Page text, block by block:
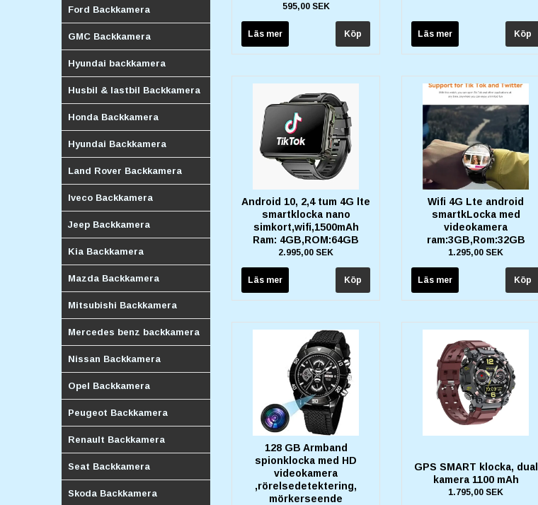
Ford Backkamera
GMC Backkamera
Hyundai backkamera
Husbil & lastbil Backkamera
Honda Backkamera
Hyundai Backkamera
Land Rover Backkamera
Iveco Backkamera
Jeep Backkamera
Kia Backkamera
Mazda Backkamera
Mitsubishi Backkamera
Mercedes benz backkamera
Nissan Backkamera
Opel Backkamera
Peugeot Backkamera
Renault Backkamera
Seat Backkamera
Skoda Backkamera
595,00 SEK
Läs mer Läs mer
Android 10, 2,4 tum 4G lte
smartklocka nano
simkort,wifi,1500mAh
Ram: 4GB,ROM:64GB
2.995,00 SEK
Läs mer
Wifi 4G Lte android
smartkLocka med
videokamera
ram:3GB,Rom:32GB
1.295,00 SEK
Läs mer
128 GB Armband
spionklocka med HD
videokamera
,rörelsedetektering,
mörkerseende
GPS SMART klocka, dual
kamera 1100 mAh
1.795,00 SEK